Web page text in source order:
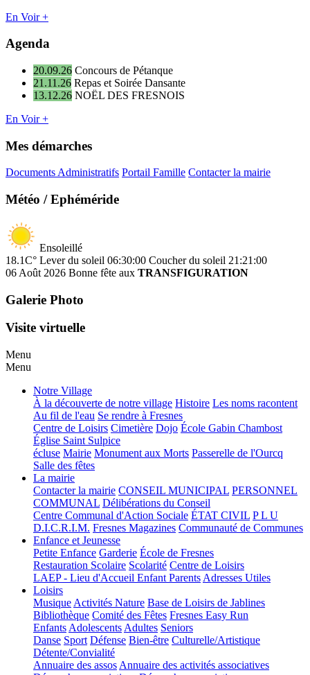
En Voir +
Agenda
20.09.26 Concours de Pétanque
21.11.26 Repas et Soirée Dansante
13.12.26 NOËL DES FRESNOIS
En Voir +
Mes démarches
Documents Administratifs Portail Famille Contacter la mairie
Météo / Ephéméride
Ensoleillé
18.1C° Lever du soleil 06:30:00 Coucher du soleil 21:21:00
06 Août 2026 Bonne fête aux TRANSFIGURATION
Galerie Photo
Visite virtuelle
Menu
Menu
Notre Village
À la découverte de notre village Histoire Les noms racontent
Au fil de l'eau Se rendre à Fresnes
Centre de Loisirs Cimetière Dojo École Gabin Chambost
Église Saint Sulpice
écluse Mairie Monument aux Morts Passerelle de l'Ourcq
Salle des fêtes
La mairie
Contacter la mairie CONSEIL MUNICIPAL PERSONNEL
COMMUNAL Délibérations du Conseil
Centre Communal d'Action Sociale ÉTAT CIVIL P L U
D.I.C.R.I.M. Fresnes Magazines Communauté de Communes
Enfance et Jeunesse
Petite Enfance Garderie École de Fresnes
Restauration Scolaire Scolarité Centre de Loisirs
LAEP - Lieu d'Accueil Enfant Parents Adresses Utiles
Loisirs
Musique Activités Nature Base de Loisirs de Jablines
Bibliothèque Comité des Fêtes Fresnes Easy Run
Enfants Adolescents Adultes Seniors
Danse Sport Défense Bien-être Culturelle/Artistique
Détente/Convialité
Annuaire des assos Annuaire des activités associatives